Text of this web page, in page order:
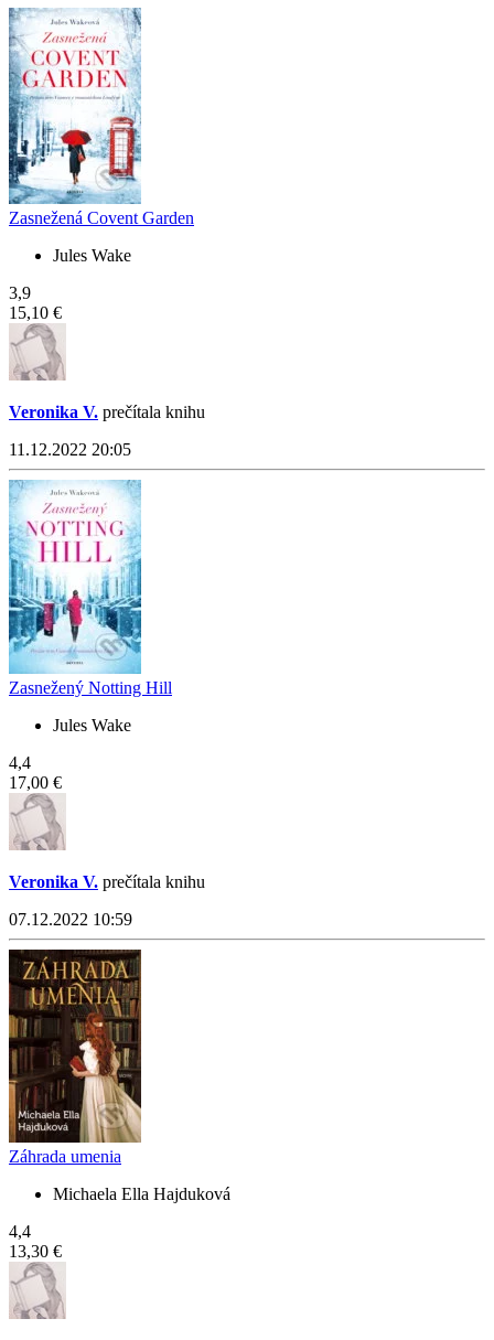
Zasnežená Covent Garden
Jules Wake
3,9
15,10 €
Veronika V. prečítala knihu
11.12.2022 20:05
Zasnežený Notting Hill
Jules Wake
4,4
17,00 €
Veronika V. prečítala knihu
07.12.2022 10:59
Záhrada umenia
Michaela Ella Hajduková
4,4
13,30 €